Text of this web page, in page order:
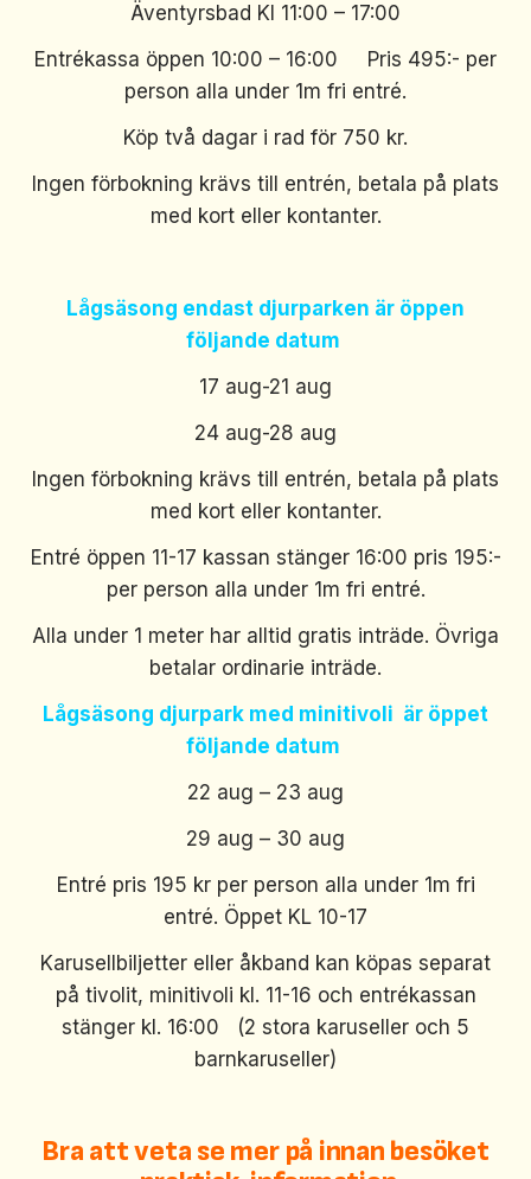
Äventyrsbad Kl 11:00 – 17:00
Entrékassa öppen 10:00 – 16:00 Pris 495:- per
person alla under 1m fri entré.
Köp två dagar i rad för 750 kr.
Ingen förbokning krävs till entrén, betala på plats
med kort eller kontanter.
Lågsäsong endast djurparken är öppen
följande datum
17 aug-21 aug
24 aug-28 aug
Ingen förbokning krävs till entrén, betala på plats
med kort eller kontanter.
Entré öppen 11-17 kassan stänger 16:00 pris 195:-
per person alla under 1m fri entré.
Alla under 1 meter har alltid gratis inträde. Övriga
betalar ordinarie inträde.
Lågsäsong djurpark med minitivoli är öppet
följande datum
22 aug – 23 aug
29 aug – 30 aug
Entré pris 195 kr per person alla under 1m fri
entré. Öppet KL 10-17
Karusellbiljetter eller åkband kan köpas separat
på tivolit, minitivoli kl. 11-16 och entrékassan
stänger kl. 16:00 (2 stora karuseller och 5
barnkaruseller)
Bra att veta se mer på innan besöket